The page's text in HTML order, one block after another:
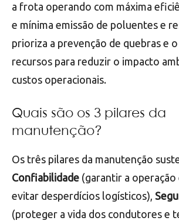
a frota operando com máxima
e mínima emissão de poluentes e
prioriza a prevenção de quebras e
recursos para reduzir o impacto
custos operacionais.
Quais são os 3 pilares da
manutenção?
Os três pilares da manutenção
Confiabilidade (garantir a operação
evitar desperdícios logísticos),
(proteger a vida dos condutores e